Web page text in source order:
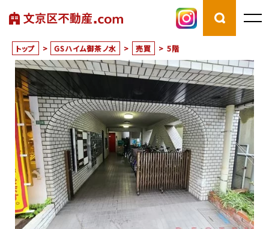
トップ > GSハイム御茶ノ水 > 売買 > 5階